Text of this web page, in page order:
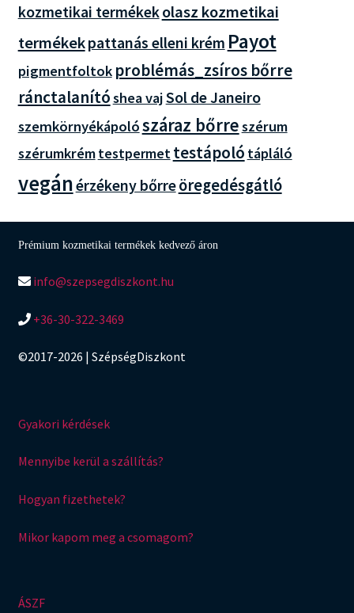
kozmetikai termékekolasz kozmetikai
termékekpattanás elleni krém Payot
pigmentfoltok problémás_zsíros bőrre
ránctalanítóshea vajSol de Janeiro
szemkörnyékápolószáraz bőrreszérum
szérumkrémtestpermettestápoló tápláló
vegánérzékeny bőrreöregedésgátló
Prémium kozmetikai termékek kedvező áron
info@szepsegdiszkont.hu
+36-30-322-3469
©2017-2026 | SzépségDiszkont
Gyakori kérdések
Mennyibe kerül a szállítás?
Hogyan fizethetek?
Mikor kapom meg a csomagom?
ÁSZF